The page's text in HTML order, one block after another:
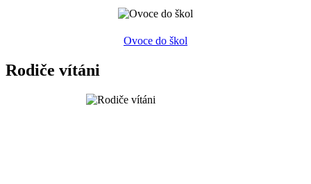
Ovoce do škol
Rodiče vítáni